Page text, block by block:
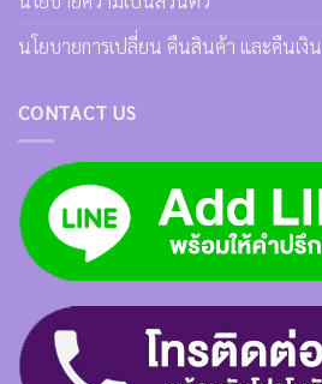
นโยบายการเปลี่ยน คืนสินค้า และคืนเงิน
CONTACT US